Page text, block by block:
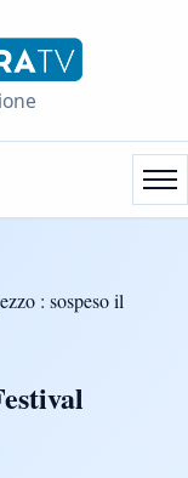
: sospeso il